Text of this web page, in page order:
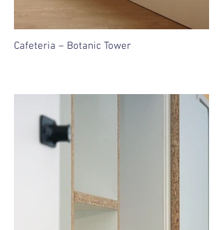
Cafeteria – Botanic Tower